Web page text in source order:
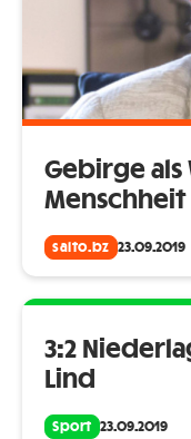
Gebirge als
Menschheit
salto.bz 23.09.2019
3:2
Lind
Sport 23.09.2019